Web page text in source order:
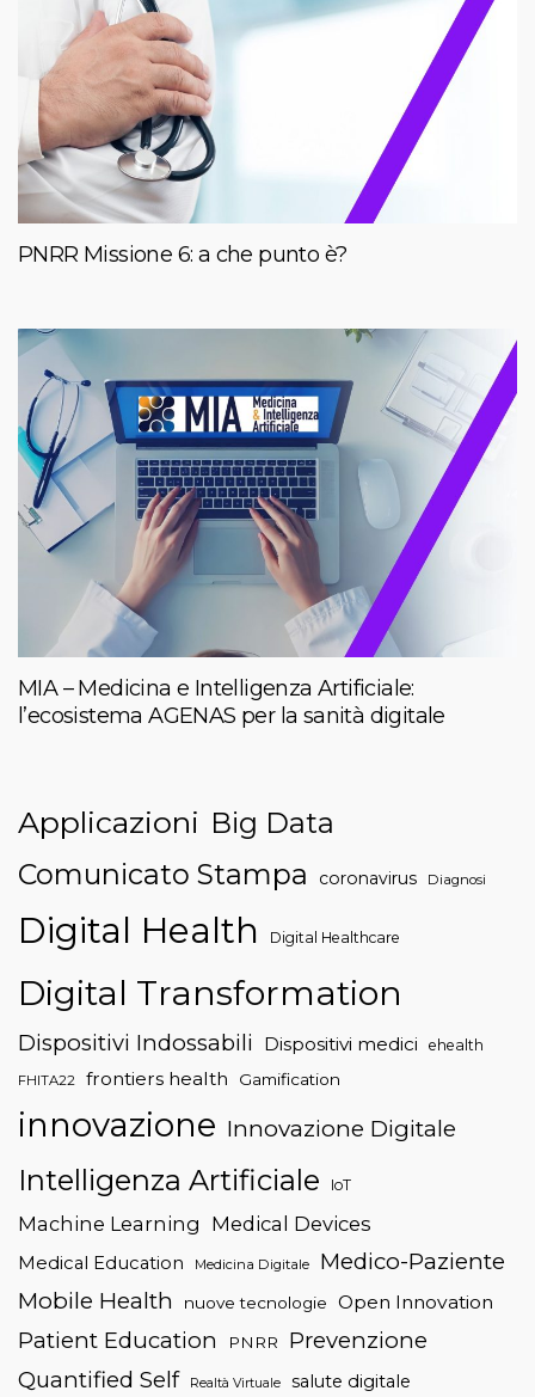
PNRR Missione 6: a che punto è?
MIA – Medicina e Intelligenza Artificiale:
l’ecosistema AGENAS per la sanità digitale
Applicazioni Big Data
Comunicato Stampa
coronavirus Diagnosi
Digital Health Digital Healthcare
Digital Transformation
Dispositivi Indossabili Dispositivi medici ehealth
FHITA22 frontiers health Gamification
innovazione Innovazione Digitale
Intelligenza Artificiale IoT
Machine Learning Medical Devices
Medical Education Medicina Digitale
Medico-Paziente
Mobile Health
nuove tecnologie Open Innovation
Patient Education PNRR
Prevenzione
Quantified Self
Realtà Virtuale salute digitale